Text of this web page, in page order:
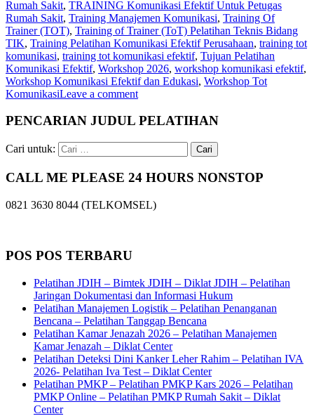
Rumah Sakit, TRAINING Komunikasi Efektif Untuk Petugas
Rumah Sakit, Training Manajemen Komunikasi, Training Of
Trainer (TOT), Training of Trainer (ToT) Pelatihan Teknis Bidang
TIK, Training Pelatihan Komunikasi Efektif Perusahaan, training tot
komunikasi, training tot komunikasi efektif, Tujuan Pelatihan
Komunikasi Efektif, Workshop 2026, workshop komunikasi efektif,
Workshop Komunikasi Efektif dan Edukasi, Workshop Tot
KomunikasiLeave a comment
PENCARIAN JUDUL PELATIHAN
Cari untuk:
CALL ME PLEASE 24 HOURS NONSTOP
0821 3630 8044 (TELKOMSEL)
POS POS TERBARU
Pelatihan JDIH – Bimtek JDIH – Diklat JDIH – Pelatihan
Jaringan Dokumentasi dan Informasi Hukum
Pelatihan Manajemen Logistik – Pelatihan Penanganan
Bencana – Pelatihan Tanggap Bencana
Pelatihan Kamar Jenazah 2026 – Pelatihan Manajemen
Kamar Jenazah – Diklat Center
Pelatihan Deteksi Dini Kanker Leher Rahim – Pelatihan IVA
2026- Pelatihan Iva Test – Diklat Center
Pelatihan PMKP – Pelatihan PMKP Kars 2026 – Pelatihan
PMKP Online – Pelatihan PMKP Rumah Sakit – Diklat
Center